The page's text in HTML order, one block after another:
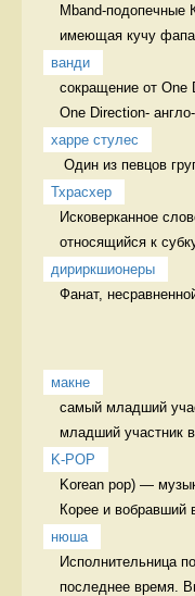
Mband-подопечные
имеющая кучу
ванди
сокращение от One
One Direction-
харре стулес
Один из певцов
Тхрасхер
Исковерканное
относящийся к
дириркшионеры
макне
самый младший
K-POP
Korean pop) —
Корее и вобравший
нюша
Исполнительница
последнее время.